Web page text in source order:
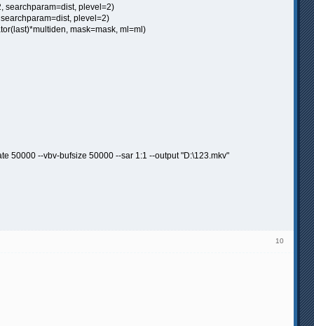
searchparam=dist, plevel=2)
plevel=2)
mask=mask, ml=ml)
50000 --vbv-bufsize 50000 --sar 1:1 --output "D:\123.mkv"
10